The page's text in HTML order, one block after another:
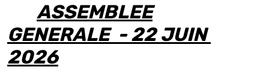
ASSEMBLEE
GENERALE - 22 JUIN
2026